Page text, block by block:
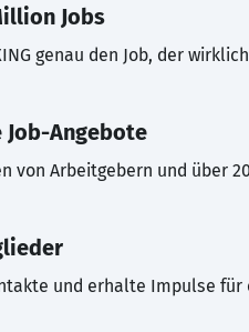
Jobs
genau den Job, der
Job-Angebote
von Arbeitgebern und über
und erhalte Impulse für